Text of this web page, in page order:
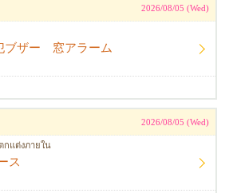
2026/08/05 (Wed)
ブザー 窓アラーム
2026/08/05 (Wed)
กแต่งภายใน
ス